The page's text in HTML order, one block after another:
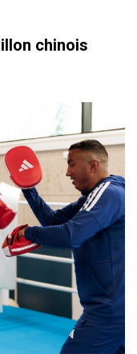
chinois